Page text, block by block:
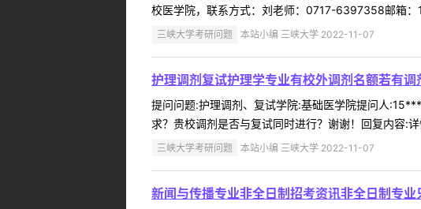
校医学院，联系方式：刘老师：0717-6397358邮箱
三峡大学考研问题 本站小编 三峡大学 2022-11-07
护理调剂复试护理学专业有校外调剂名额若有调
提问问题:护理调剂、复试学院:基础医学院提问人
求？贵校调剂是否与复试同时进行？谢谢！回复内容:
三峡大学考研问题 本站小编 三峡大学 2022-11-07
新闻与传播专业非全日制招考资讯非全日制专